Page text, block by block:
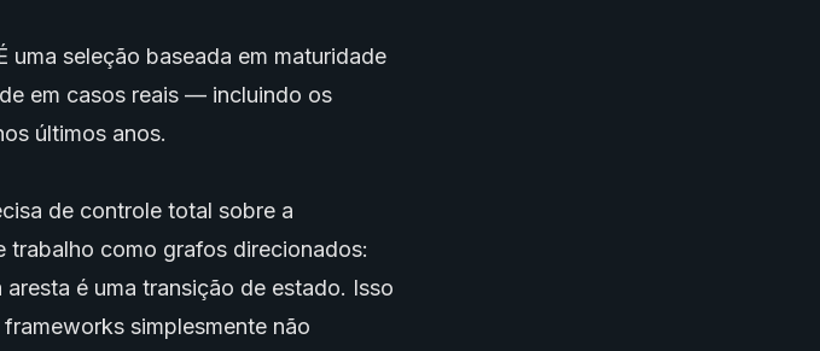
uma seleção baseada em maturidade
em casos reais — incluindo os
últimos anos.
de controle total sobre a
trabalho como grafos direcionados:
é uma transição de estado. Isso
simplesmente não